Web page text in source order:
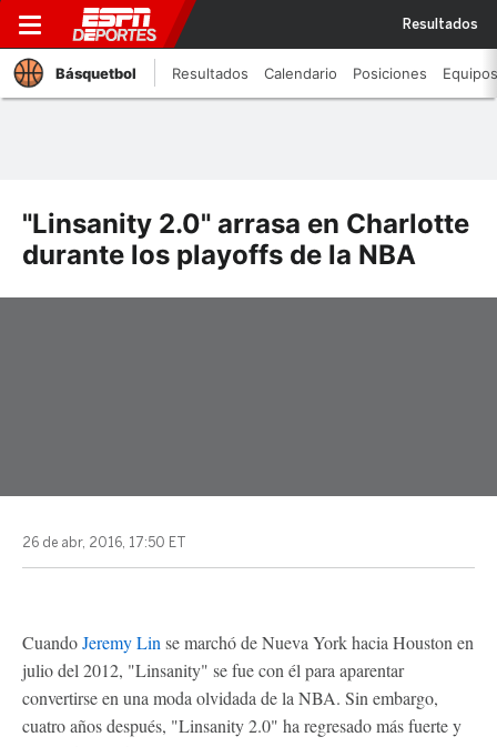
Resultados
Básquetbol Resultados Calendario Posiciones Equipos
"Linsanity 2.0" arrasa en Charlotte
durante los playoffs de la NBA
26 de abr, 2016, 17:50 ET
CuandoJeremy Lin se marchó de Nueva York hacia Houston en
julio del 2012, "Linsanity" se fue con él para aparentar
convertirse en una moda olvidada de la NBA. Sin embargo,
cuatro años después, "Linsanity 2.0" ha regresado más fuerte y